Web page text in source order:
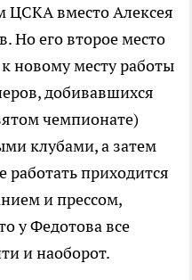
ЦСКА вместо Алексея
Но его второе место
новому месту работы
добивавшихся
чемпионате)
клубами, а затем
работать приходится
и прессом,
у Федотова все
и наоборот.